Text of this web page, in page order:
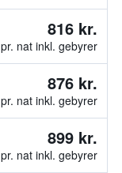
816 kr.
pr. nat inkl. gebyrer
876 kr.
pr. nat inkl. gebyrer
899 kr.
pr. nat inkl. gebyrer